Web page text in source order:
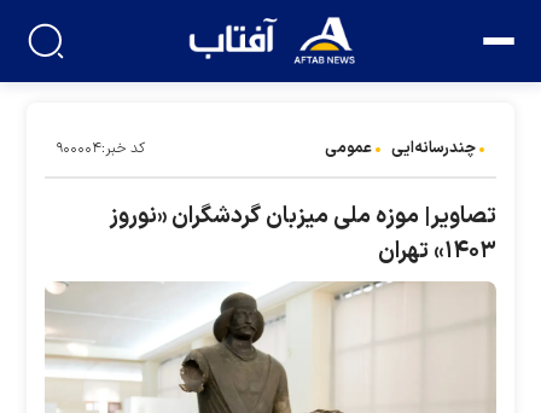
چندرسانه‌ایی عمومی کد خبر:۹۰۰۰۰۴
تصاویر| موزه ملی میزبان گردشگران «نوروز
۱۴۰۳» تهران